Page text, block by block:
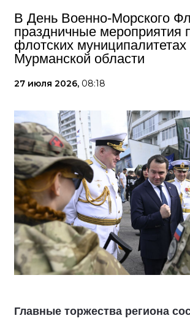
В День Военно-Морского
праздничные мероприятия
флотских муниципалитетах
Мурманской области
27 июля 2026, 08:18
Главные торжества региона